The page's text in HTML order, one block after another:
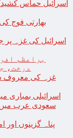
براعظم
درخت،
غزہ کی معروف
اسرائیلی بمباری میں 12 سالہ فلسطینی یوٹیوبر
سعودی عرب میں
پناہ گزینوں اور